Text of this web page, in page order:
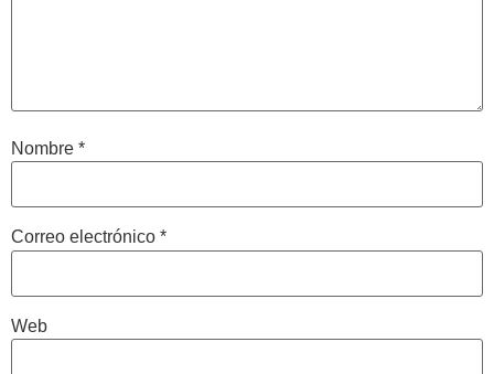
Nombre *
Correo electrónico *
Web